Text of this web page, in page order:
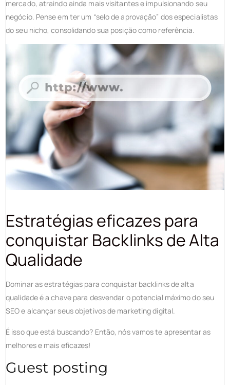
mercado, atraindo ainda mais visitantes e impulsionando seu
negócio. Pense em ter um “selo de aprovação” dos especialistas
do seu nicho, consolidando sua posição como referência.
Estratégias eficazes para
conquistar Backlinks de Alta
Qualidade
Dominar as estratégias para conquistar backlinks de alta
qualidade é a chave para desvendar o potencial máximo do seu
SEO e alcançar seus objetivos de marketing digital.
É isso que está buscando? Então, nós vamos te apresentar as
melhores e mais eficazes!
Guest posting